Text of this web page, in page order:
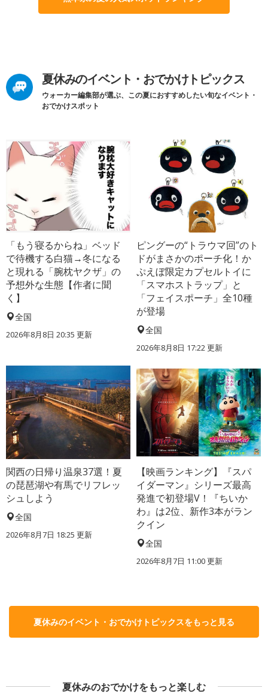
夏休みのイベント・おでかけトピックス
ウォーカー編集部が選ぶ、この夏におすすめしたい旬なイベント・
おでかけスポット
「もう寝るからね」ベッド
で待機する白猫→冬になる
と現れる「腕枕ヤクザ」の
予想外な生態【作者に聞
く】
全国
2026年8月8日 20:35 更新
ピングーの“トラウマ回”のト
ドがまさかのポーチ化！か
ぷえぼ限定カプセルトイに
「スマホストラップ」と
「フェイスポーチ」全10種
が登場
全国
2026年8月8日 17:22更新
関西の日帰り温泉37選！夏
の琵琶湖や有馬でリフレッ
シュしよう
全国
2026年8月7日 18:25 更新
【映画ランキング】『スパ
イダーマン』シリーズ最高
発進で初登場V！『ちいか
わ』は2位、新作3本がラン
クイン
全国
2026年8月7日 11:00更新
夏休みのイベント・おでかけトピックスをもっと見る
夏休みのおでかけをもっと楽しむ